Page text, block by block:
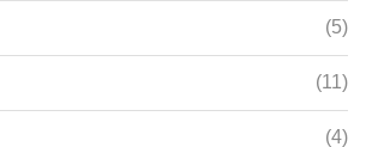
(5)
(11)
(4)